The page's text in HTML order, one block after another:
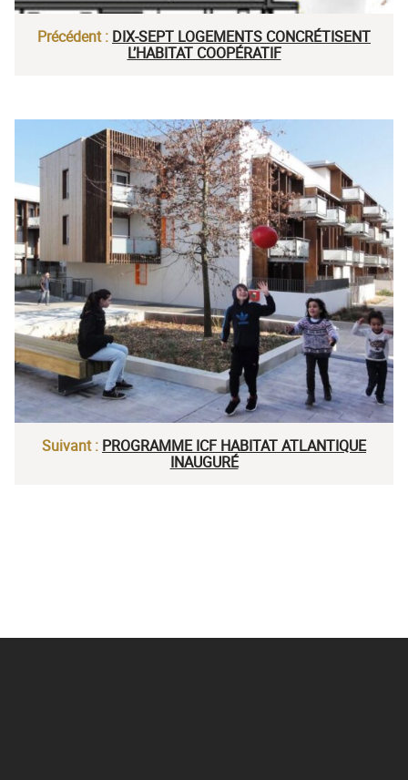
Précédent : DIX-SEPT LOGEMENTS CONCRÉTISENT
L’HABITAT COOPÉRATIF
Suivant : PROGRAMME ICF HABITAT ATLANTIQUE
INAUGURÉ